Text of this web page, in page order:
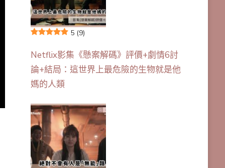
5 (9)
Netflix影集《懸案解碼》評價+劇情6討
論+結局：這世界上最危險的生物就是他
媽的人類